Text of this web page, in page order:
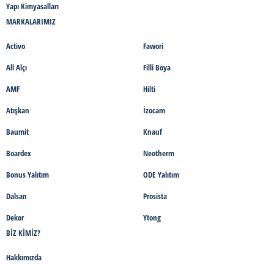
Yapı Kimyasalları
MARKALARIMIZ
Activo
All Alçı
AMF
Atışkan
Baumit
Boardex
Bonus Yalıtım
Dalsan
Dekor
Fawori
Filli Boya
Hilti
İzocam
Knauf
Neotherm
ODE Yalıtım
Prosista
Ytong
BIZ KIMIZ?
Hakkımızda